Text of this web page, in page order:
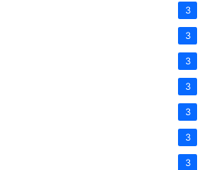
3
3
3
3
3
3
3